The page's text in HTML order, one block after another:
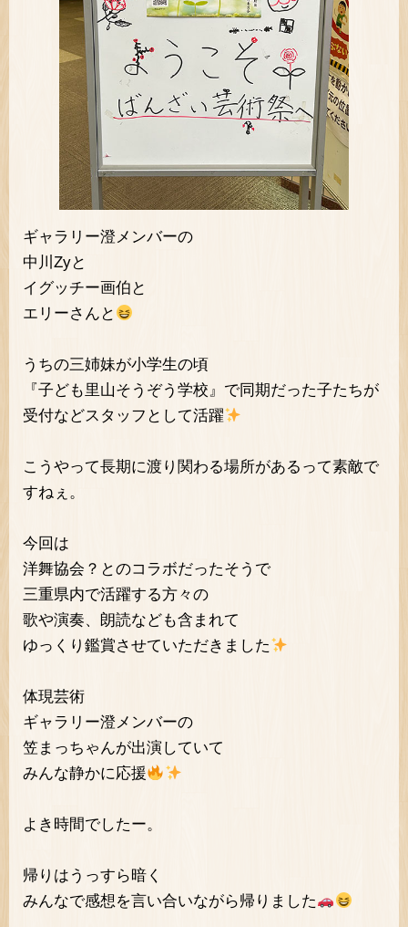
ギャラリー澄メンバーの
中川Zyと
イグッチー画伯と
エリーさんと
うちの三姉妹が小学生の頃
『子ども里山そうぞう学校』で同期だった子たちが
受付などスタッフとして活躍
こうやって長期に渡り関わる場所があるって素敵で
すねぇ。
今回は
洋舞協会？とのコラボだったそうで
三重県内で活躍する方々の
歌や演奏、朗読なども含まれて
ゆっくり鑑賞させていただきました
体現芸術
ギャラリー澄メンバーの
笠まっちゃんが出演していて
みんな静かに応援
よき時間でしたー。
帰りはうっすら暗く
みんなで感想を言い合いながら帰りました